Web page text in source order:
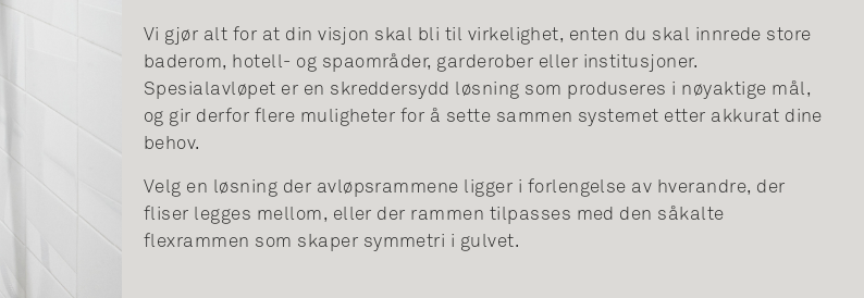
Vi gjør alt for at din visjon skal bli til virkelighet, enten du skal innrede store
baderom, hotell- og spaområder, garderober eller institusjoner.
Spesialavløpet er en skreddersydd løsning som produseres i nøyaktige mål,
og gir derfor flere muligheter for å sette sammen systemet etter akkurat dine
behov.
Velg en løsning der avløpsrammene ligger i forlengelse av hverandre, der
fliser legges mellom, eller der rammen tilpasses med den såkalte
flexrammen som skaper symmetri i gulvet.